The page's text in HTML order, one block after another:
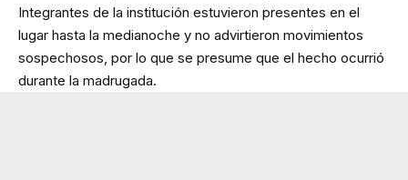
Integrantes de la institución estuvieron presentes en el
lugar hasta la medianoche y no advirtieron movimientos
sospechosos, por lo que se presume que el hecho ocurrió
durante la madrugada.